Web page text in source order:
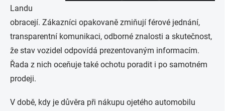
Landu
obracejí. Zákazníci opakovaně zmiňují férové jednání,
transparentní komunikaci, odborné znalosti a skutečnost,
že stav vozidel odpovídá prezentovaným informacím.
Řada z nich oceňuje také ochotu poradit i po samotném
prodeji.
V době, kdy je důvěra při nákupu ojetého automobilu